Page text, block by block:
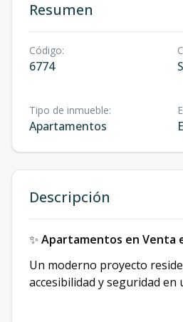
Resumen
Código:
6774
Tipo de inmueble:
Apartamentos
Descripción
✨ Apartamentos en Venta
Un moderno proyecto
accesibilidad y seguridad